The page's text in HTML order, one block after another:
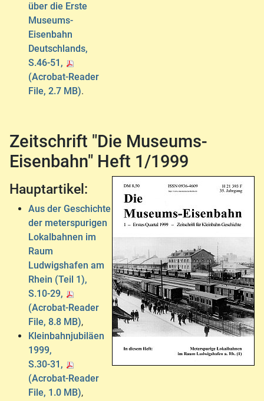
über die Erste
Museums-
Eisenbahn
Deutschlands,
S.46-51,
(Acrobat-Reader
File, 2.7 MB).
Zeitschrift "Die Museums-
Eisenbahn" Heft 1/1999
Hauptartikel:
Aus der Geschichte
der meterspurigen
Lokalbahnen im
Raum
Ludwigshafen am
Rhein (Teil 1),
S.10-29,
(Acrobat-Reader
File, 8.8 MB),
Kleinbahnjubiläen
1999,
S.30-31,
(Acrobat-Reader
File, 1.0 MB),